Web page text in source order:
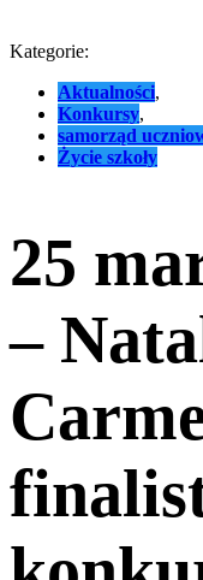
Kategorie:
Aktualności,
Konkursy,
samorząd
Życie szkoły
25
–